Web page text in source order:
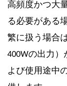
高頻度かつ大
る必要がある
繁に扱う場合
400Wの出力
よび使用途中